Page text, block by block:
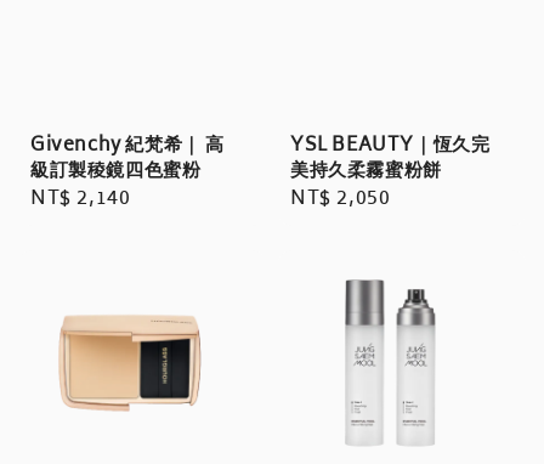
Givenchy 紀梵希｜ 高
級訂製稜鏡四色蜜粉
Regular
NT$ 2,140
YSL BEAUTY｜恆久完
美持久柔霧蜜粉餅
Regular
NT$ 2,050